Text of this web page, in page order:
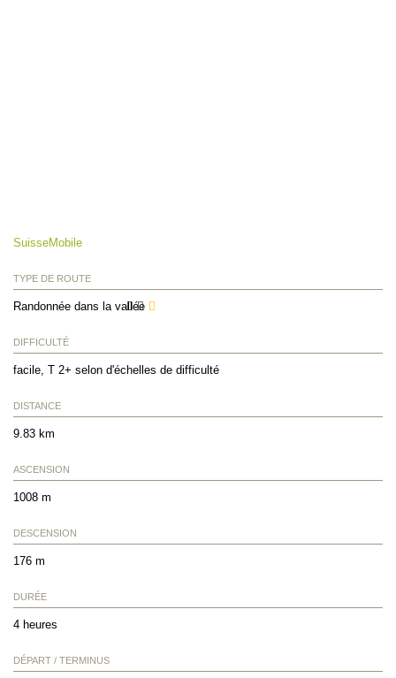
SuisseMobile
TYPE DE ROUTE
Randonnée dans la vallée
DIFFICULTÉ
facile, T 2+ selon d'échelles de difficulté
DISTANCE
9.83 km
ASCENSION
1008 m
DESCENSION
176 m
DURÉE
4 heures
DÉPART / TERMINUS